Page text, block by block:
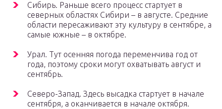
Сибирь. Раньше всего процесс стартует в
северных областях Сибири – в августе. Средние
области пересаживают эту культуру в сентябре, а
самые южные – в октябре.
Урал. Тут осенняя погода переменчива год от
года, поэтому сроки могут охватывать август и
сентябрь.
Северо-Запад. Здесь высадка стартует в начале
сентября, а оканчивается в начале октября.